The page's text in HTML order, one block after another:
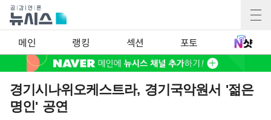
메인 랭킹 섹션 포토
경기시나위오케스트라, 경기국악원서 '젊은
명인' 공연